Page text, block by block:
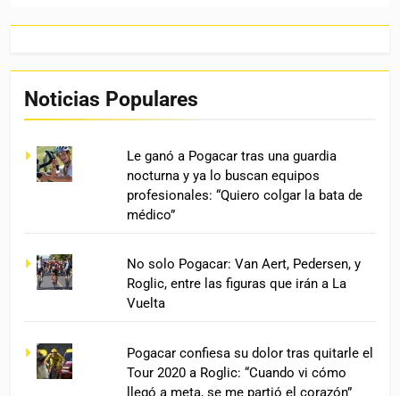
Noticias Populares
Le ganó a Pogacar tras una guardia
nocturna y ya lo buscan equipos
profesionales: “Quiero colgar la bata de
médico”
No solo Pogacar: Van Aert, Pedersen, y
Roglic, entre las figuras que irán a La
Vuelta
Pogacar confiesa su dolor tras quitarle el
Tour 2020 a Roglic: “Cuando vi cómo